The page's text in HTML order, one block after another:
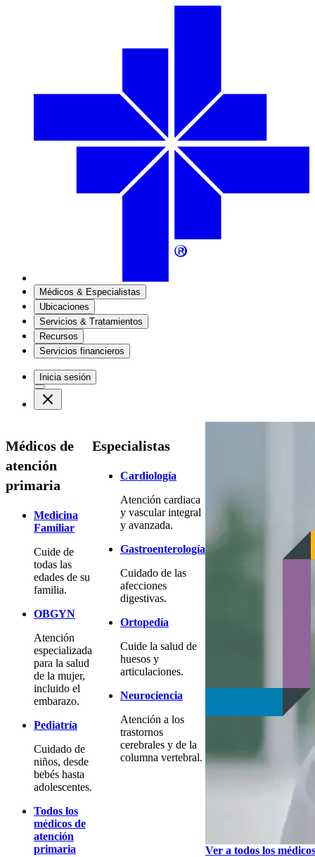
Médicos & Especialistas
Ubicaciones
Servicios & Tratamientos
Recursos
Servicios financieros
Inicia sesión
Médicos de
atención
primaria
Medicina
Familiar
Cuide de
todas las
edades de su
familia.
OBGYN
Atención
especializada
para la salud
de la mujer,
incluido el
embarazo.
Pediatría
Cuidado de
niños, desde
bebés hasta
adolescentes.
Todos los
médicos de
atención
primaria
Especialistas
Cardiología
Atención cardiaca
y vascular integral
y avanzada.
Gastroenterología
Cuidado de las
afecciones
digestivas.
Ortopedía
Cuide la salud de
huesos y
articulaciones.
Neurociencia
Atención a los
trastornos
cerebrales y de la
columna vertebral.
Ver a todos los médicos